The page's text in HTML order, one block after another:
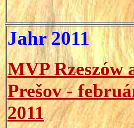
Jahr 2011
MVP Rzeszów
Prešov -
2011